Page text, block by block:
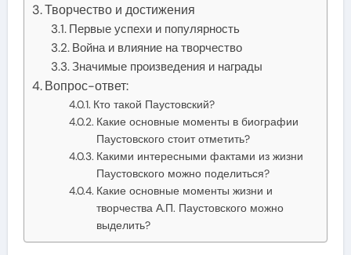
Творчество и достижения
Первые успехи и популярность
Война и влияние на творчество
Значимые произведения и награды
Вопрос-ответ:
Кто такой Паустовский?
Какие основные моменты в биографии
Паустовского стоит отметить?
Какими интересными фактами из жизни
Паустовского можно поделиться?
Какие основные моменты жизни и
творчества А.П. Паустовского можно
выделить?